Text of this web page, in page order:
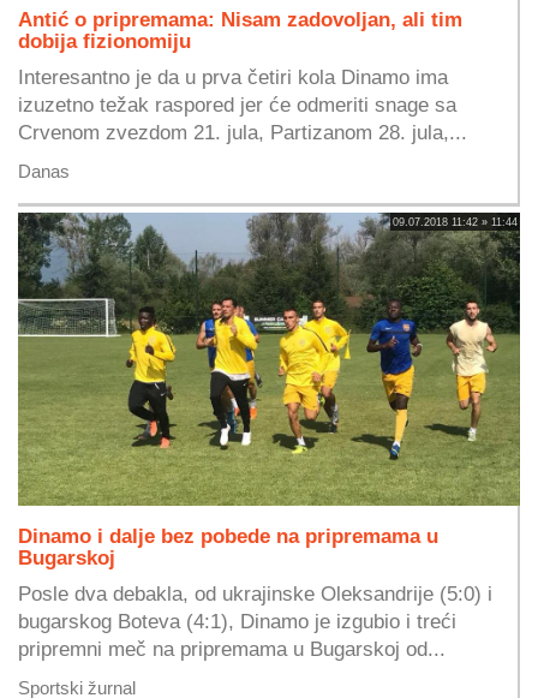
Antić o pripremama: Nisam zadovoljan, ali tim
dobija fizionomiju
Interesantno je da u prva četiri kola Dinamo ima
izuzetno težak raspored jer će odmeriti snage sa
Crvenom zvezdom 21. jula, Partizanom 28. jula,...
Danas
09.07.2018 11:42 » 11:44
Dinamo i dalje bez pobede na pripremama u
Bugarskoj
Posle dva debakla, od ukrajinske Oleksandrije (5:0) i
bugarskog Boteva (4:1), Dinamo je izgubio i treći
pripremni meč na pripremama u Bugarskoj od...
Sportski žurnal